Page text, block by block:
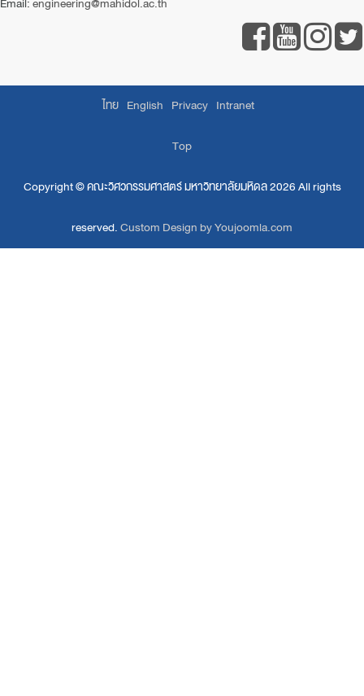
Email:engineering@mahidol.ac.th
ไทย English Privacy Intranet
Top
Copyright ©คณะวิศวกรรมศาสตร์ มหาวิทยาลัยมหิดล2026 All rights
reserved.Custom Design by Youjoomla.com